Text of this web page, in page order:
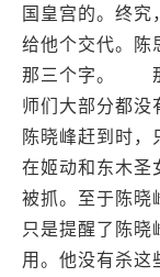
国皇宫的。终究
给他个交代。陈
那三个字。 那
师们大部分都没
陈晓峰赶到时，
在姬动和东木圣
被抓。至于陈晓
只是提醒了陈
用。他没有杀这